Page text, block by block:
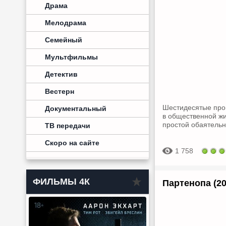
Драма
Мелодрама
Семейный
Мультфильмы
Детектив
Вестерн
Документальный
ТВ передачи
Скоро на сайте
ФИЛЬМЫ 4К
Шестидесятые
в общественной
простой
1 758
Партенопа